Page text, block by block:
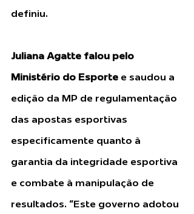
definiu.
Juliana Agatte falou pelo
Ministério do Esporte e saudou a
edição da MP de regulamentação
das apostas esportivas
especificamente quanto à
garantia da integridade esportiva
e combate à manipulação de
resultados. “Este governo adotou